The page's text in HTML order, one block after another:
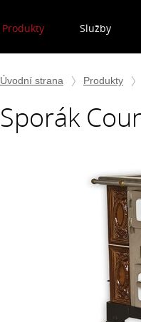
Produkty Služby
Úvodní strana Produkty
Sporák